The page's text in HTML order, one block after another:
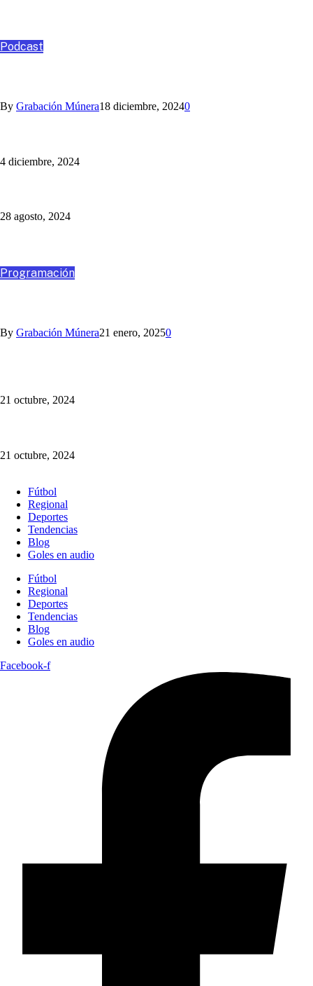
Podcast
By Grabación Múnera18 diciembre, 20240
4 diciembre, 2024
28 agosto, 2024
Programación
By Grabación Múnera21 enero, 20250
21 octubre, 2024
21 octubre, 2024
Fútbol
Regional
Deportes
Tendencias
Blog
Goles en audio
Fútbol
Regional
Deportes
Tendencias
Blog
Goles en audio
Facebook-f